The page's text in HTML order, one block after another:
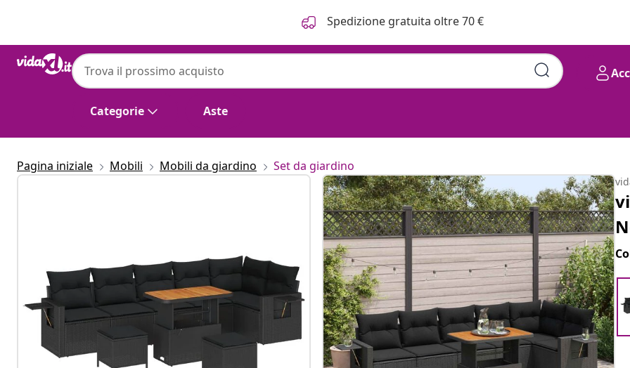
Spedizione gratuita oltre 70 €
Categorie Aste
Pagina iniziale Mobili Mobili da giardino Set da giardino